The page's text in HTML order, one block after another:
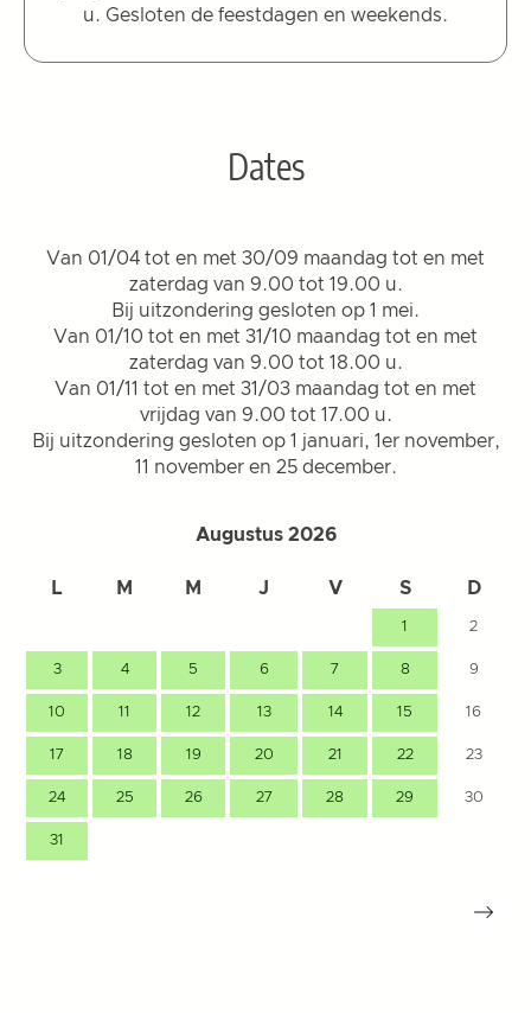
u. Gesloten de feestdagen en weekends.
Dates
Van 01/04 tot en met 30/09 maandag tot en met
zaterdag van 9.00 tot 19.00 u.
Bij uitzondering gesloten op 1 mei.
Van 01/10 tot en met 31/10 maandag tot en met
zaterdag van 9.00 tot 18.00 u.
Van 01/11 tot en met 31/03 maandag tot en met
vrijdag van 9.00 tot 17.00 u.
Bij uitzondering gesloten op 1 januari, 1er november,
11 november en 25 december.
Augustus 2026
L M M J V S D
1 2
3 4 5 6 7 8 9
10 11 12 13 14 15 16
17 18 19 20 21 22 23
24 25 26 27 28 29 30
31